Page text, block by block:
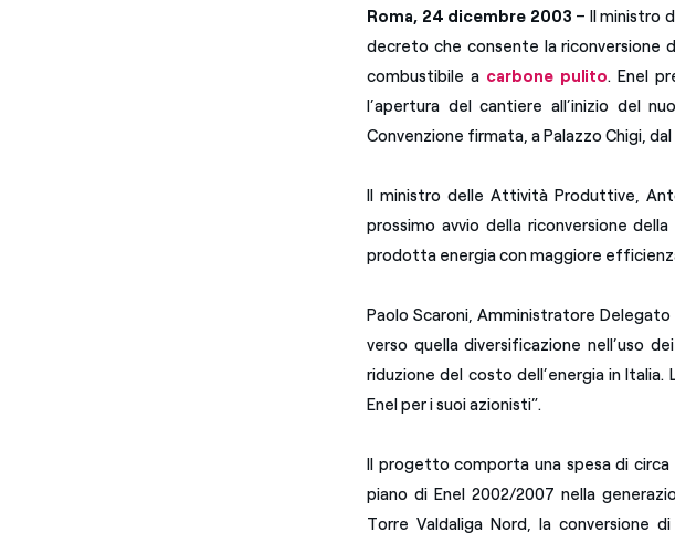
Roma, 24 dicembre 2003 – Il ministro
decreto che consente la riconversione
combustibile a carbone pulito. Enel
l’apertura del cantiere all’inizio del
Convenzione firmata, a Palazzo Chigi,
Il ministro delle Attività Produttive,
prossimo avvio della riconversione
prodotta energia con maggiore
Paolo Scaroni, Amministratore
verso quella diversificazione nell’uso
riduzione del costo dell’energia in Italia.
Enel per i suoi azionisti”.
Il progetto comporta una spesa di
piano di Enel 2002/2007 nella
Torre Valdaliga Nord, la conversione